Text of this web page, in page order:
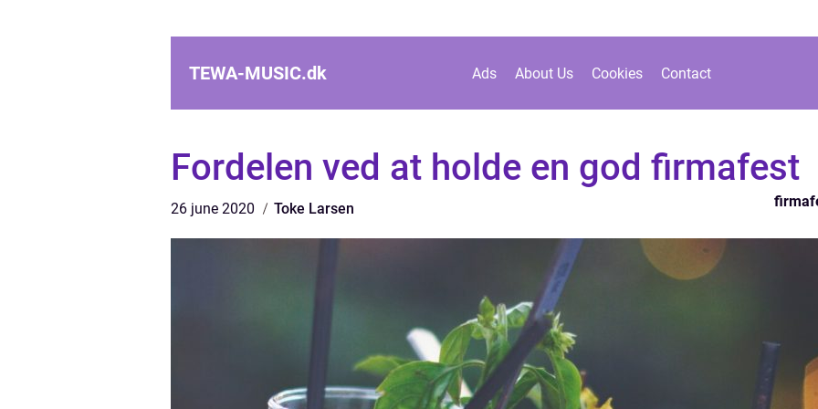
TEWA-MUSIC.dk Ads About Us Cookies Contact
Fordelen ved at holde en god firmafest
26 june 2020 Toke Larsen